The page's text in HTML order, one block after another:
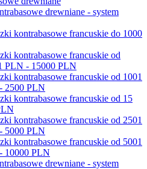
drewniane - system
kontrabasowe francuskie do 1000
kontrabasowe francuskie od
PLN - 15000 PLN
kontrabasowe francuskie od 1001
2500 PLN
kontrabasowe francuskie od 15
kontrabasowe francuskie od 2501
5000 PLN
kontrabasowe francuskie od 5001
10000 PLN
drewniane - system